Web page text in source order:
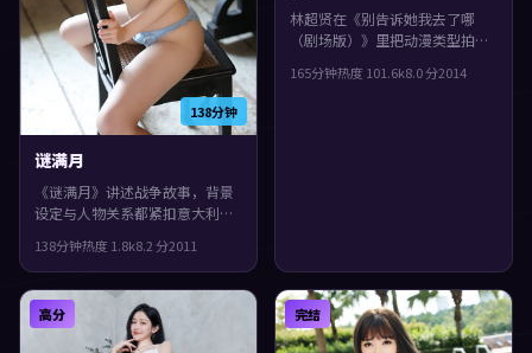
138分钟
谜满月
《谜满月》讲述战争故事，背景
设定与人物关系都紧扣意大利当
尔莫·德尔·托罗执导，长泽雅
美、章子怡、胡歌领衔。人物在
道德与生存之间反复拉扯，整体
完成度较高，适合喜欢细腻叙事
与人物刻画的观众。
138分钟热度 1.8k8.2 分2011
林超贤在《别告诉她我去了哪
（剧场版）》里把动漫类型拍出
利，2014年与观众见面。主演包
165分钟热度 101.6k8.0分2014
高分 完结